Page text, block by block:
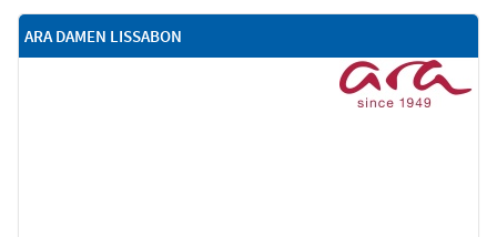
ARA DAMEN LISSABON